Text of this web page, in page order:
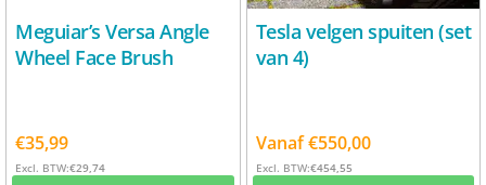
Meguiar’s Versa Angle
Wheel Face Brush
€35,99
Excl. BTW:€29,74
Tesla velgen spuiten (set
van 4)
Vanaf€550,00
Excl. BTW:€454,55